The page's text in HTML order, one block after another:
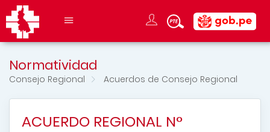
Normatividad
Consejo Regional Acuerdos de Consejo Regional
ACUERDO REGIONAL N°